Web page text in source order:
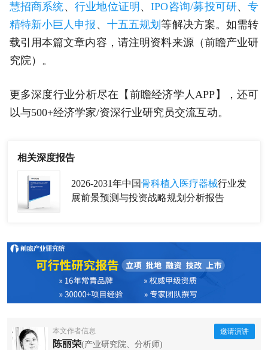
慧招商系统、 行业地位证明 、IPO咨询/募投可研、专
精特新小巨人申报 、 十五五规划等解决方案。如需转
载引用本篇文章内容，请注明资料来源（前瞻产业研
究院）。
更多深度行业分析尽在【前瞻经济学人APP】，还可
以与500+经济学家/资深行业研究员交流互动。
相关深度报告
2026-2031年中国骨科植入医疗器械行业发
展前景预测与投资战略规划分析报告
本文作者信息
陈丽荣(产业研究院、分析师)
邀请演讲